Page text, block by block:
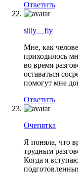
Ответить
silly__fly
Мне, как
приходилось
во время
оставаться
помогут мне
Ответить
Очепятка
Я поняла, что
трудным
Когда я